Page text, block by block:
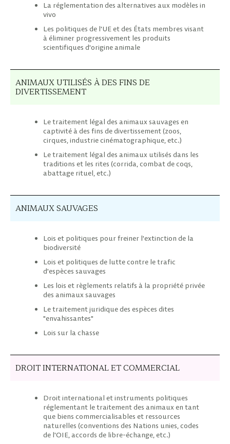
La réglementation des alternatives aux modèles in
vivo
Les politiques de l'UE et des États membres visant
à éliminer progressivement les produits
scientifiques d'origine animale
ANIMAUX UTILISÉS À DES FINS DE
DIVERTISSEMENT
Le traitement légal des animaux sauvages en
captivité à des fins de divertissement (zoos,
cirques, industrie cinématographique, etc.)
Le traitement légal des animaux utilisés dans les
traditions et les rites (corrida, combat de coqs,
abattage rituel, etc.)
ANIMAUX SAUVAGES
Lois et politiques pour freiner l'extinction de la
biodiversité
Lois et politiques de lutte contre le trafic
d'espèces sauvages
Les lois et règlements relatifs à la propriété privée
des animaux sauvages
Le traitement juridique des espèces dites
"envahissantes"
Lois sur la chasse
DROIT INTERNATIONAL ET COMMERCIAL
Droit international et instruments politiques
réglementant le traitement des animaux en tant
que biens commercialisables et ressources
naturelles (conventions des Nations unies, codes
de l'OIE, accords de libre-échange, etc.)